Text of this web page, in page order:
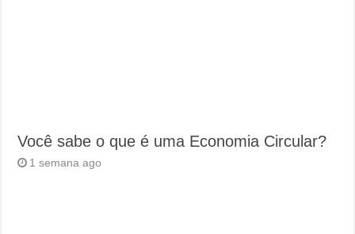
Você sabe o que é uma Economia Circular?
1 semana ago